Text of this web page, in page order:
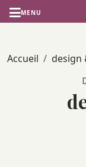
MENU
Accueil design